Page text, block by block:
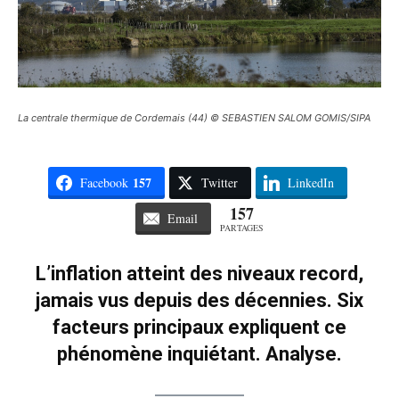
La centrale thermique de Cordemais (44) © SEBASTIEN SALOM GOMIS/SIPA
Facebook 157 Twitter LinkedIn
Email 157
PARTAGES
L’inflation atteint des niveaux record,
jamais vus depuis des décennies. Six
facteurs principaux expliquent ce
phénomène inquiétant. Analyse.